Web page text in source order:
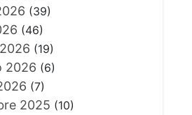
(39)
(46)
(19)
2026 (6)
(7)
2025 (10)